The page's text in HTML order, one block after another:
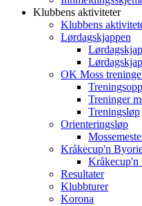
Klubbens aktiviteter
Klubbens
Lørdagskjappen
OK Moss
Treninger
Treningsløp
Orienteringsløp
Kråkecup'n
Kråkecup'n
Resultater
Klubbturer
Korona